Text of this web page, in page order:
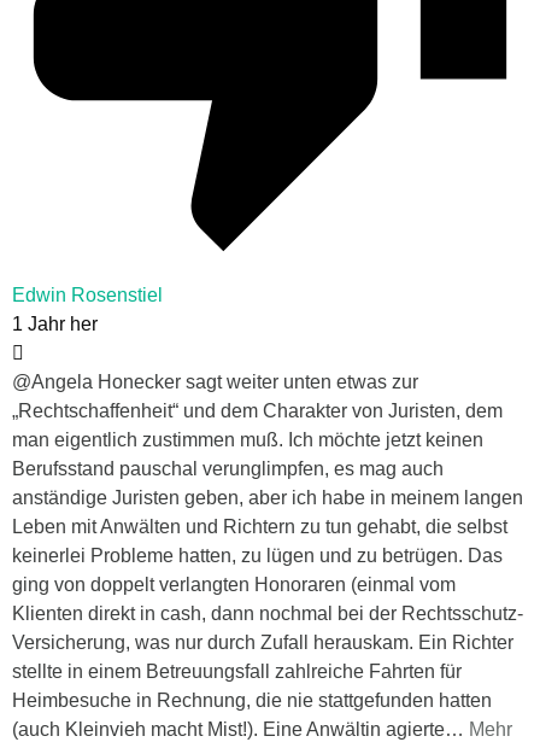
Edwin Rosenstiel
1 Jahr her
@Angela Honecker sagt weiter unten etwas zur
„Rechtschaffenheit“ und dem Charakter von Juristen, dem
man eigentlich zustimmen muß. Ich möchte jetzt keinen
Berufsstand pauschal verunglimpfen, es mag auch
anständige Juristen geben, aber ich habe in meinem langen
Leben mit Anwälten und Richtern zu tun gehabt, die selbst
keinerlei Probleme hatten, zu lügen und zu betrügen. Das
ging von doppelt verlangten Honoraren (einmal vom
Klienten direkt in cash, dann nochmal bei der Rechtsschutz-
Versicherung, was nur durch Zufall herauskam. Ein Richter
stellte in einem Betreuungsfall zahlreiche Fahrten für
Heimbesuche in Rechnung, die nie stattgefunden hatten
(auch Kleinvieh macht Mist!). Eine Anwältin agierte… Mehr